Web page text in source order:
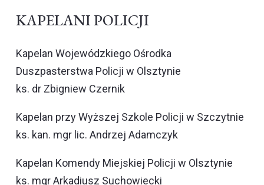
KAPELANI POLICJI
Kapelan Wojewódzkiego Ośrodka
Duszpasterstwa Policji w Olsztynie
ks. dr Zbigniew Czernik
Kapelan przy Wyższej Szkole Policji w Szczytnie
ks. kan. mgr lic. Andrzej Adamczyk
Kapelan Komendy Miejskiej Policji w Olsztynie
ks. mgr Arkadiusz Suchowiecki